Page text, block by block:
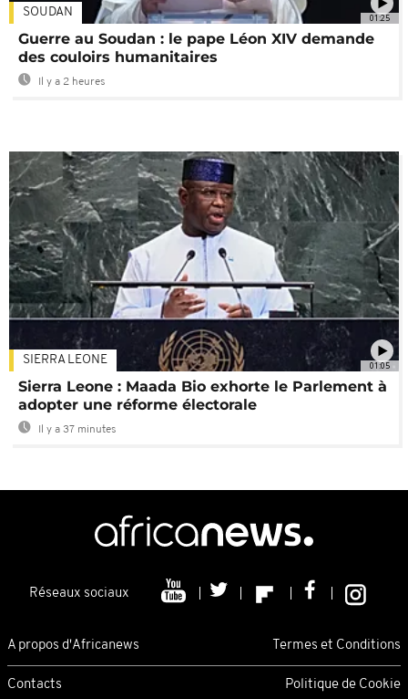
01:25
SOUDAN
Guerre au Soudan : le pape Léon XIV demande
des couloirs humanitaires
Il y a 2 heures
01:05
SIERRA LEONE
Sierra Leone : Maada Bio exhorte le Parlement à
adopter une réforme électorale
Il y a 37 minutes
Réseaux sociaux
A propos d'Africanews Termes et Conditions
Contacts Politique de Cookie